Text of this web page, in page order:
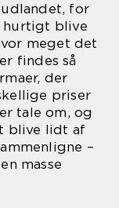
for
hurtigt blive
meget det
findes så
der
priser
tale om, og
blive lidt af
–
masse